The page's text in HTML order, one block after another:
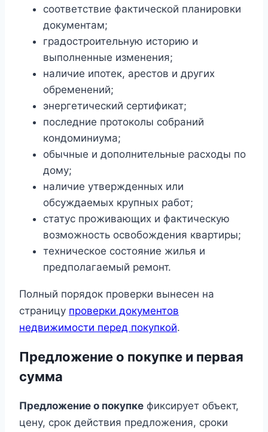
соответствие фактической планировки
документам;
градостроительную историю и
выполненные изменения;
наличие ипотек, арестов и других
обременений;
энергетический сертификат;
последние протоколы собраний
кондоминиума;
обычные и дополнительные расходы по
дому;
наличие утвержденных или
обсуждаемых крупных работ;
статус проживающих и фактическую
возможность освобождения квартиры;
техническое состояние жилья и
предполагаемый ремонт.
Полный порядок проверки вынесен на
страницу проверки документов
недвижимости перед покупкой.
Предложение о покупке и первая
сумма
Предложение о покупке фиксирует объект,
цену, срок действия предложения, сроки